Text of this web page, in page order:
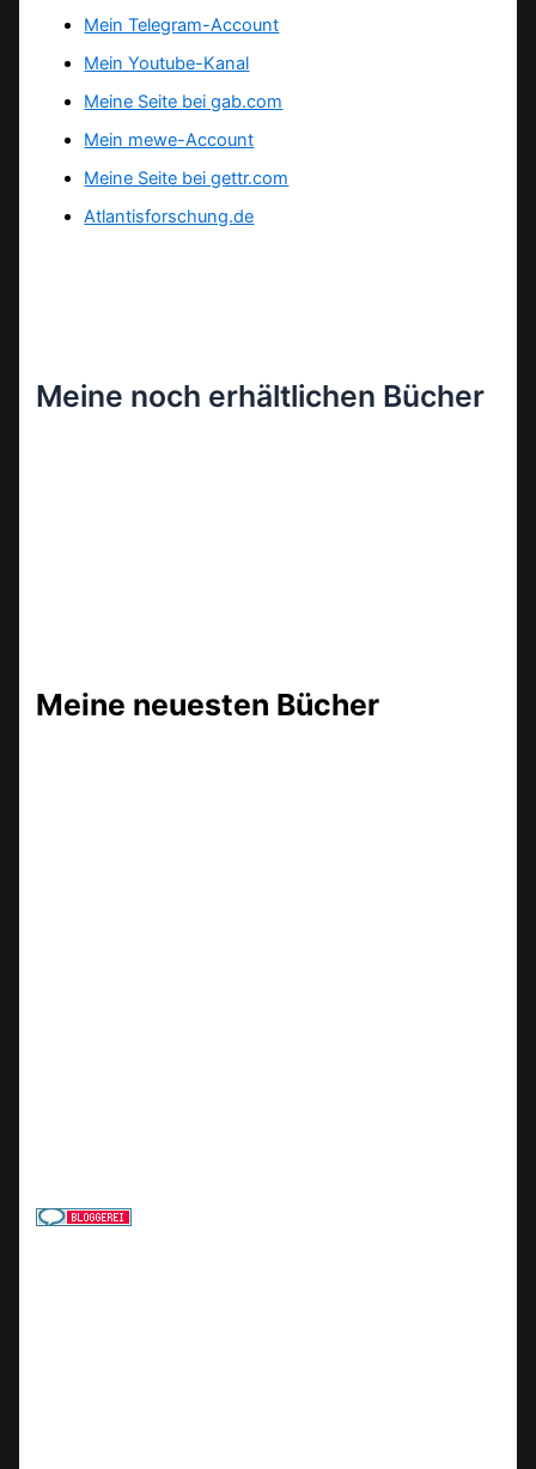
Mein Telegram-Account
Mein Youtube-Kanal
Meine Seite bei gab.com
Mein mewe-Account
Meine Seite bei gettr.com
Atlantisforschung.de
Meine noch erhältlichen Bücher
Meine neuesten Bücher